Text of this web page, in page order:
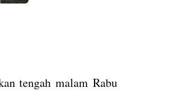
tengah malam Rabu